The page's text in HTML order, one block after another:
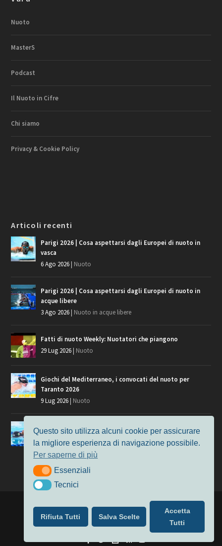
Nuoto
MasterS
Podcast
Il Nuoto in Cifre
Chi siamo
Privacy & Cookie Policy
Articoli recenti
Parigi 2026 | Cosa aspettarsi dagli Europei di nuoto in
vasca
6 Ago 2026| Nuoto
Parigi 2026 | Cosa aspettarsi dagli Europei di nuoto in
acque libere
3 Ago 2026| Nuoto in acque libere
Fatti di nuoto Weekly: Nuotatori che piangono
29 Lug 2026| Nuoto
Giochi del Mediterraneo, i convocati del nuoto per
Taranto 2026
9 Lug 2026| Nuoto
Europei di Nuoto Parigi 2026: fra veterani e giovani, chi
7 Lug 2026
Nuoto
| Alimentato da
Nuoto
MasterS Podcast Il Nuoto in Cifre
Privacy & Cookie Policy
Questo sito utilizza alcuni cookie per assicurare
la migliore esperienza di navigazione possibile.
Per saperne di più
EssenzialiEssenziali
TecniciTecnici
Rifiuta Tutti Salva Scelte
Accetta
Tutti